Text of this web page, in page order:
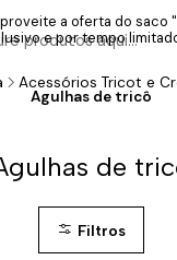
a oferta do saco
e por tempo
Acessórios Tricot e
Agulhas de tricô
de
Filtros